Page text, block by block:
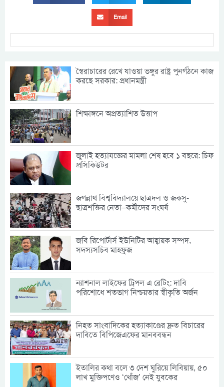
Email
স্বৈরাচারের রেখে যাওয়া ভঙ্গুর রাষ্ট্র পুনর্গঠনে কাজ
করছে সরকার: প্রধানমন্ত্রী
শিক্ষাঙ্গনে অপ্রত্যাশিত উত্তাপ
জুলাই হত্যাযজ্ঞের মামলা শেষ হবে ১ বছরে: চিফ
প্রসিকিউটর
জগন্নাথ বিশ্ববিদ্যালয়ে ছাত্রদল ও জকসু-
ছাত্রশক্তির নেতা–কর্মীদের সংঘর্ষ
জবি রিপোর্টার্স ইউনিটির আহ্বায়ক সম্পদ,
সদস্যসচিব মাহফুজ
ন্যাশনাল লাইফের ট্রিপল এ রেটিং: দাবি
পরিশোধে শতভাগ নিশ্চয়তার স্বীকৃতি অর্জন
নিহত সাংবাদিকের হত্যাকাণ্ডের দ্রুত বিচারের
দাবিতে বিপিজেএফের মানববন্ধন
ইতালির কথা বলে ৩ দেশ ঘুরিয়ে লিবিয়ায়, ৫০
লাখ মুক্তিপণেও ‘খোঁজ’ নেই যুবকের